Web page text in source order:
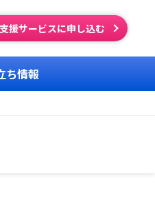
援サービスに申し込む
ち情報